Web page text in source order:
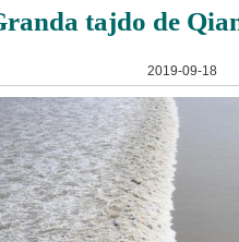
tajdo de
2019-09-18